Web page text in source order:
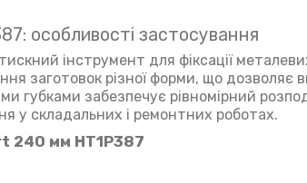
особливості застосування
інструмент для фіксації
заготовок різної форми, що дозволяє
губками забезпечує рівномірний
у складальних і ремонтних роботах.
240 мм HT1P387